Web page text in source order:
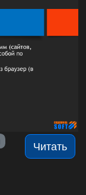
Читать